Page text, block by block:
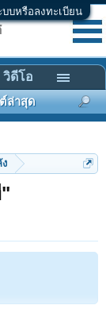
บบหรือลงทะเบียน
ล่าสุด
วิดีโอ